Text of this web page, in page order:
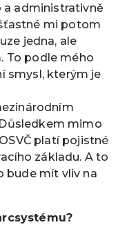
a administrativně
mi potom
jedna, ale
To podle mého
smysl, kterým je
mimo
platí pojistné
základu. A to
bude mít vliv na